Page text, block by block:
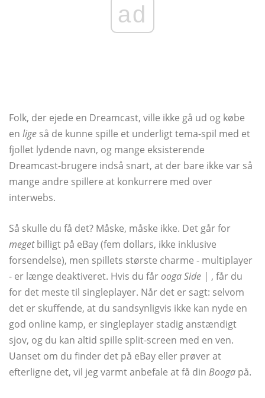
ad
Folk, der ejede en Dreamcast, ville ikke gå ud og købe
en lige så de kunne spille et underligt tema-spil med et
fjollet lydende navn, og mange eksisterende
Dreamcast-brugere indså snart, at der bare ikke var så
mange andre spillere at konkurrere med over
interwebs.
Så skulle du få det? Måske, måske ikke. Det går for
megetbilligt på eBay (fem dollars, ikke inklusive
forsendelse), men spillets største charme - multiplayer
- er længe deaktiveret. Hvis du fårooga Side | , får du
for det meste til singleplayer. Når det er sagt: selvom
det er skuffende, at du sandsynligvis ikke kan nyde en
god online kamp, ​​er singleplayer stadig anstændigt
sjov, og du kan altid spille split-screen med en ven.
Uanset om du finder det på eBay eller prøver at
efterligne det, vil jeg varmt anbefale at få din Booga på.